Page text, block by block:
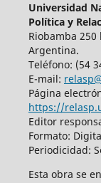
Universidad
Política y
Riobamba 250
Argentina.
Teléfono: (54
E-mail:
Página
https://
Editor
Formato:
Periodicidad:
Esta obra se